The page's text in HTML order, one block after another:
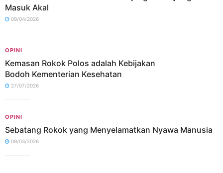
Masuk Akal
09/04/2026
OPINI
Kemasan Rokok Polos adalah Kebijakan
Bodoh Kementerian Kesehatan
27/07/2026
OPINI
Sebatang Rokok yang Menyelamatkan Nyawa Manusia
09/03/2026